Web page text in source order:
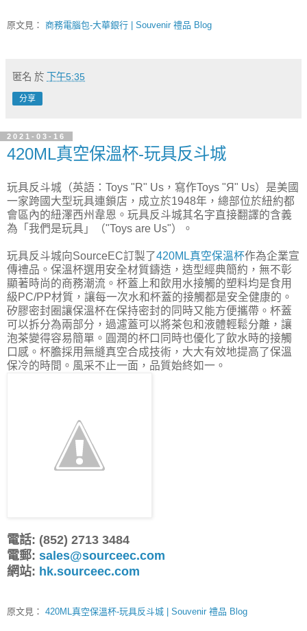
原文見： 商務電腦包-大華銀行 | Souvenir 禮品 Blog
匿名 於 下午5:35
分享
2021-03-16
420ML真空保溫杯-玩具反斗城
玩具反斗城（英語：Toys "R" Us，寫作Toys "Я" Us）是美國
一家跨國大型玩具連鎖店，成立於1948年，總部位於紐約都
會區內的紐澤西州韋恩。玩具反斗城其名字直接翻譯的含義
為「我們是玩具」（"Toys are Us"）。
玩具反斗城向SourceEC訂製了420ML真空保溫杯作為企業宣
傳禮品。保溫杯選用安全材質鑄造，造型經典簡約，無不彰
顯著時尚的商務潮流。杯蓋上和飲用水接觸的塑料均是食用
級PC/PP材質，讓每一次水和杯蓋的接觸都是安全健康的。
矽膠密封圈讓保溫杯在保持密封的同時又能方便攜帶。杯蓋
可以拆分為兩部分，過濾蓋可以將茶包和液體輕鬆分離，讓
泡茶變得容易簡單。圓潤的杯口同時也優化了飲水時的接觸
口感。杯膽採用無縫真空合成技術，大大有效地提高了保溫
保冷的時間。風采不止一面，品質始終如一。
電話: (852) 2713 3484
電郵: sales@sourceec.com
網站: hk.sourceec.com
原文見： 420ML真空保溫杯-玩具反斗城 | Souvenir 禮品 Blog